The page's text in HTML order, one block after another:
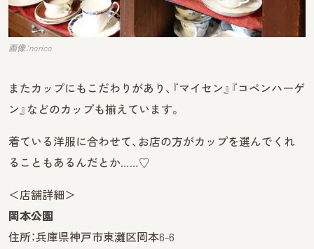
画像：norico
またカップにもこだわりがあり、『マイセン』『コペンハーゲ
ン』などのカップも揃えています。
着ている洋服に合わせて、お店の方がカップを選んでくれ
ることもあるんだとか……♡
＜店舗詳細＞
岡本公園
住所：兵庫県神戸市東灘区岡本6-6